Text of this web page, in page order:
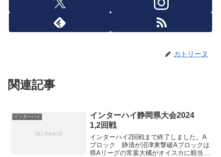
カトリーヌ
関連記事
インターハイ
インターハイ静岡県大会2024
1,2回戦
インターハイ2回戦まで終了しました。A
ブロック 静清が沼津東撃破Aブロックは
県Aリーグの常葉大橘がオイスカに順当勝